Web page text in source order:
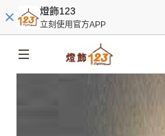
燈飾123
立刻使用官方APP